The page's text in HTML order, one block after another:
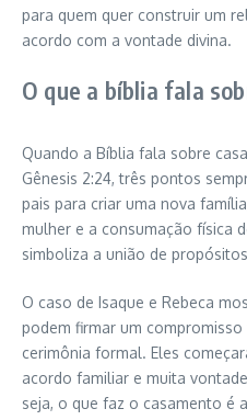
para quem quer construir um
acordo com a vontade divina.
O que a bíblia fala
Quando a Bíblia fala sobre
Gênesis 2:24, três pontos
pais para criar uma nova
mulher e a consumação física
simboliza a união de
O caso de Isaque e Rebeca
podem firmar um
cerimônia formal. Eles
acordo familiar e muita
seja, o que faz o casamento é